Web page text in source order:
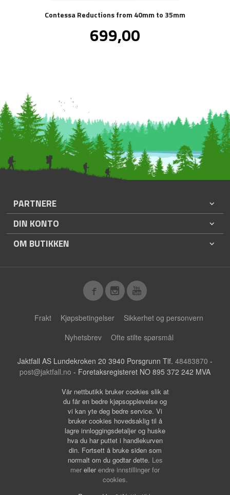
Contessa Reductions from 40mm to 35mm
Pris
699,00
PARTNERE
DIN KONTO
OM BUTIKKEN
Frakt Kjøpsbetingelser
Sikkerhet og personvern
Nyhetsbrev
Ofte stilte spørsmål
Jaktfall AS Lundekroken 20 3940 Porsgrunn Tlf. 48483870 -
post@jaktfall.no - Foretaksregisteret NO 895 372 242 MVA
Vår nettbutikk bruker cookies slik at
du får en bedre kjøpsopplevelse og
vi kan yte deg bedre service. Vi
bruker cookies hovedsaklig til å
lagre innloggingsdetaljer og huske
hva du har puttet i handlekurven
din. Fortsett å bruke siden som
normalt om du godtar dette. Les
mer ellerendre innstillinger for
cookies.